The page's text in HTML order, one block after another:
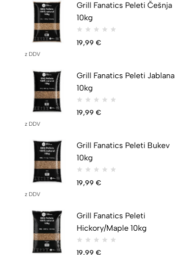
Grill Fanatics Peleti Češnja
10kg
19,99 €
z DDV
Grill Fanatics Peleti Jablana
10kg
19,99 €
z DDV
Grill Fanatics Peleti Bukev
10kg
19,99 €
z DDV
Grill Fanatics Peleti
Hickory/Maple 10kg
19,99 €